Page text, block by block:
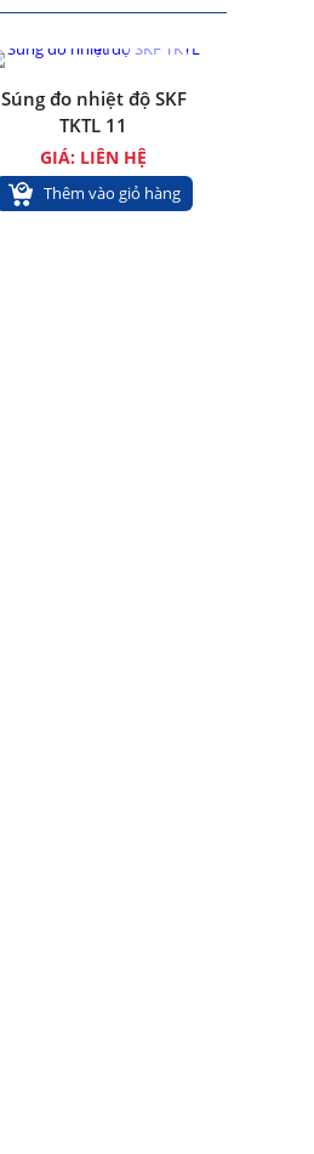
Súng đo nhiệt độ SKF
TKTL 11
GIÁ: LIÊN HỆ
Thêm vào giỏ hàng